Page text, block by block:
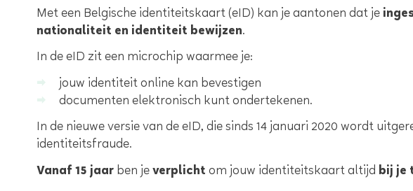
Inhoud
Met een Belgische identiteitskaart (eID) kan je aantonen dat je
nationaliteit en identiteit bewijzen.
In de eID zit een microchip waarmee je:
jouw identiteit online kan bevestigen
documenten elektronisch kunt ondertekenen.
In de nieuwe versie van de eID, die sinds 14 januari 2020 wordt
identiteitsfraude.
Vanaf 15 jaar ben jeverplicht om jouw identiteitskaart altijd bij je